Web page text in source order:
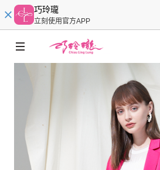
巧玲瓏
立刻使用官方APP